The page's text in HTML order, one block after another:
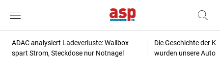
ADAC analysiert Ladeverluste: Wallbox
spart Strom, Steckdose nur Notnagel
Die Geschichte der
wurden unsere